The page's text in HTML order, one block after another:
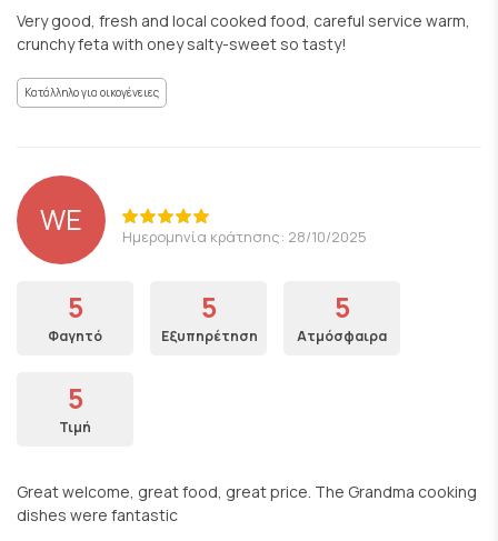
Very good, fresh and local cooked food, careful service warm,
crunchy feta with oney salty-sweet so tasty!
Κατάλληλο για οικογένειες
WE Ημερομηνία κράτησης: 28/10/2025
5
Φαγητό
5
Εξυπηρέτηση
5
Ατμόσφαιρα
5
Τιμή
Great welcome, great food, great price. The Grandma cooking
dishes were fantastic